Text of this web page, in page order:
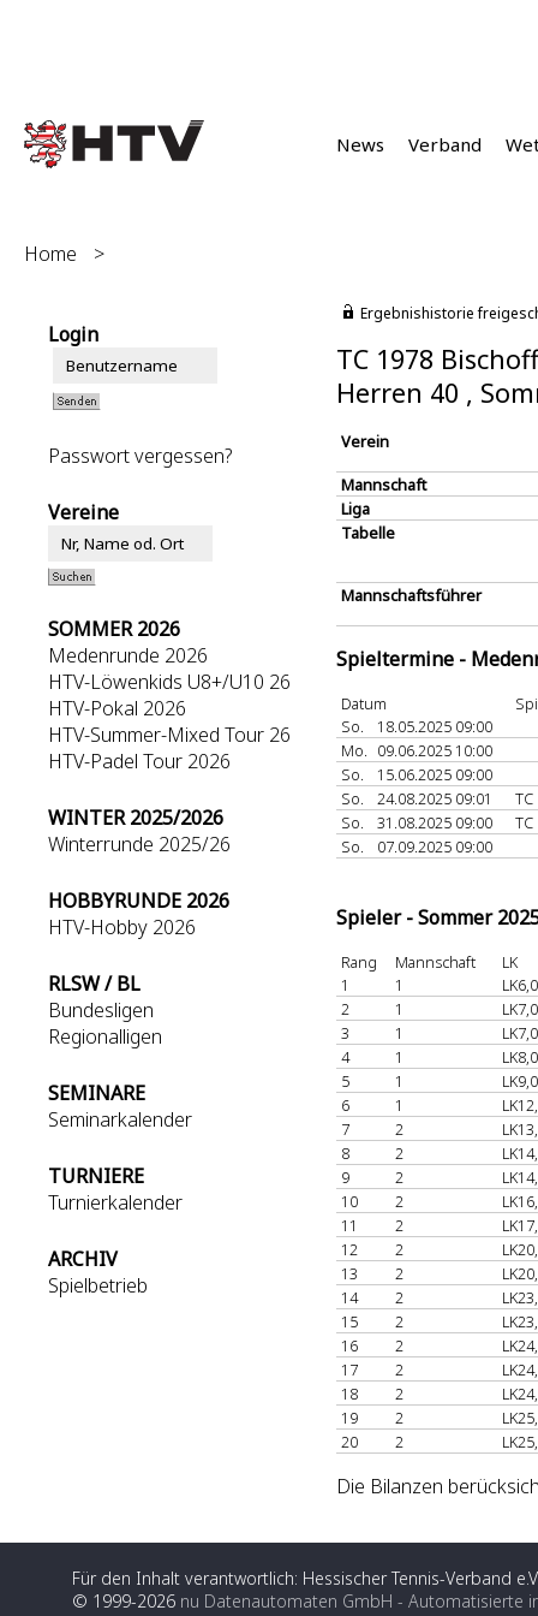
News Verband
Home >
Login
Passwort vergessen?
Vereine
SOMMER 2026
Medenrunde 2026
HTV-Löwenkids U8+/U10 26
HTV-Pokal 2026
HTV-Summer-Mixed Tour 26
HTV-Padel Tour 2026
WINTER 2025/2026
Winterrunde 2025/26
HOBBYRUNDE 2026
HTV-Hobby 2026
RLSW / BL
Bundesligen
Regionalligen
SEMINARE
Seminarkalender
TURNIERE
Turnierkalender
ARCHIV
Spielbetrieb
Ergebnishistorie
TC 1978
Herren 40 ,
Verein
Mannschaft
Liga
Tabelle
Mannschaftsführer
Spieltermine -
Datum
So.
18.05.2025 09:00
Mo. 09.06.2025 10:00
So.
15.06.2025 09:00
So.
24.08.2025 09:01
So.
31.08.2025 09:00
So.
07.09.2025 09:00
Spieler - Sommer
Rang Mannschaft
LK
1
1
LK6,0
2
1
LK7,0
3
1
LK7,0
4
1
LK8,0
5
1
LK9,0
6
1
7
2
8
2
9
2
10
2
11
2
12
2
13
2
14
2
15
2
16
2
17
2
18
2
19
2
20
2
Die Bilanzen
Für den Inhalt verantwortlich: Hessischer Tennis-Verband
© 1999-2026 nu Datenautomaten GmbH - Automatisierte